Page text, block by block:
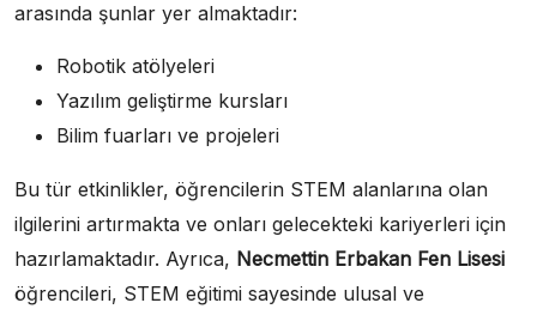
arasında şunlar yer almaktadır:
Robotik atölyeleri
Yazılım geliştirme kursları
Bilim fuarları ve projeleri
Bu tür etkinlikler, öğrencilerin STEM alanlarına olan
ilgilerini artırmakta ve onları gelecekteki kariyerleri için
hazırlamaktadır. Ayrıca, Necmettin Erbakan Fen Lisesi
öğrencileri, STEM eğitimi sayesinde ulusal ve